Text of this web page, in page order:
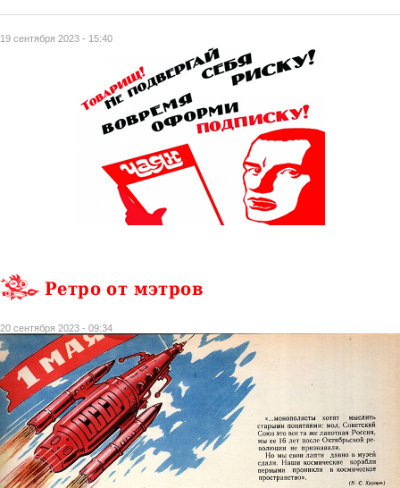
19 сентября 2023 - 15:40
Ретро от мэтров
20 сентября 2023 - 09:34